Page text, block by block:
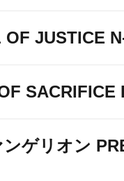
JUSTICE
SACRIFICE
ゲリオン